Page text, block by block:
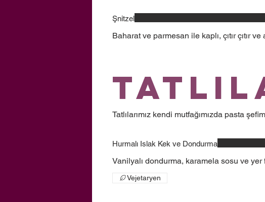
Şnitzel
Baharat ve parmesan ile kaplı, çıtır çıtır ve
Tatlılarımız kendi mutfağımızda pasta
Hurmalı Islak Kek ve Dondurma
Vanilyalı dondurma, karamela sosu ve yer
Vejetaryen